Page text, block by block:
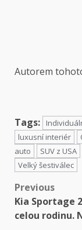
Autorem
Tags:
luxusní interiér
auto
SUV z USA
Velký šestiválec
Previous
Kia Sportage
celou rodinu.